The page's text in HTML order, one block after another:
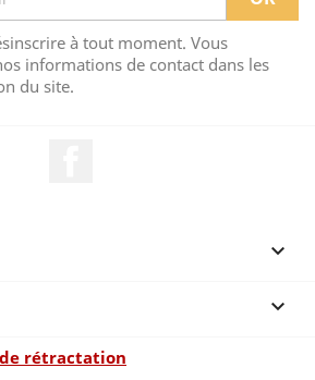
à tout moment. Vous
informations de contact dans les
du site.


rétractation